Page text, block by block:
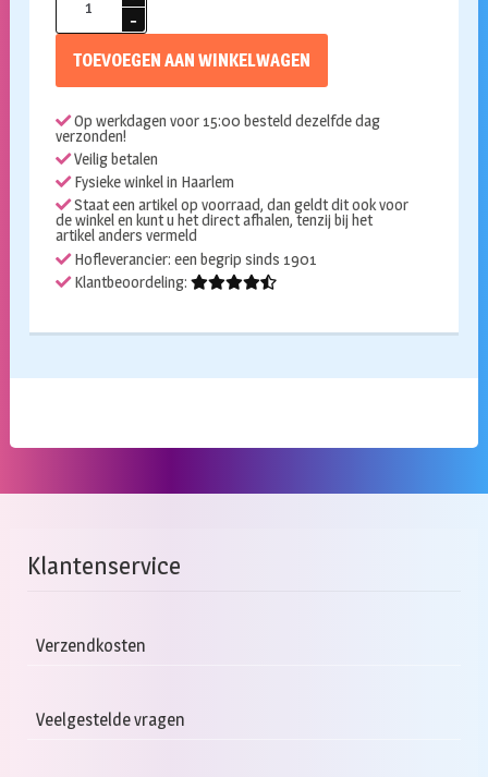
bekers
aantal
TOEVOEGEN AAN WINKELWAGEN
Op werkdagen voor 15:00 besteld dezelfde dag
verzonden!
Veilig betalen
Fysieke winkel in Haarlem
Staat een artikel op voorraad, dan geldt dit ook voor
de winkel en kunt u het direct afhalen, tenzij bij het
artikel anders vermeld
Hofleverancier: een begrip sinds 1901
Klantbeoordeling:
Klantenservice
Verzendkosten
Veelgestelde vragen